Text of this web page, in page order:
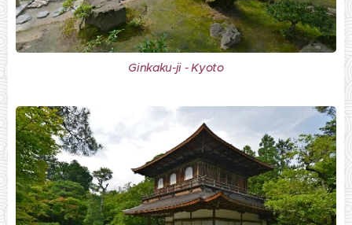
Ginkaku-ji - Kyoto